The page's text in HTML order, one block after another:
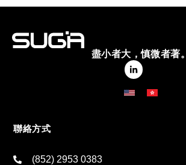
盡小者大，慎微者著。
聯絡方式
(852) 2953 0383